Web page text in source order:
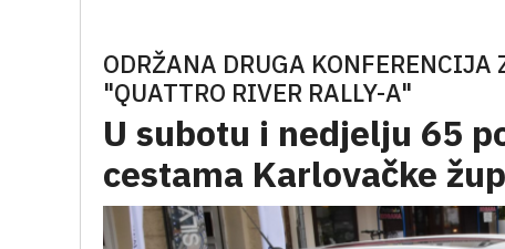
ODRŽANA DRUGA
"QUATTRO RIVER RALLY-A"
U subotu i nedjelju 65
cestama Karlovačke